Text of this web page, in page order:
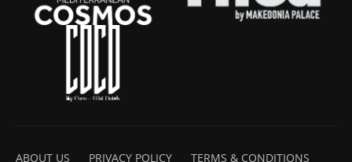
ABOUT US PRIVACY POLICY
TERMS & CONDITIONS